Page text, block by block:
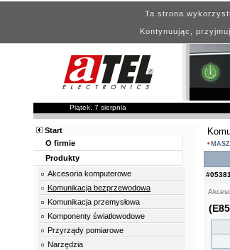
Ta strona
Kontynuując,
Piątek, 7 sierpnia
Start
O firmie
Produkty
Akcesoria komputerowe
Komunikacja bezprzewodowa
Komunikacja przemysłowa
Komponenty światłowodowe
Przyrządy pomiarowe
Narzędzia